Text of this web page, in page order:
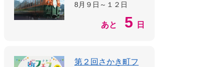
8月９日～１２日
あと 5 日
第２回さかき町フ